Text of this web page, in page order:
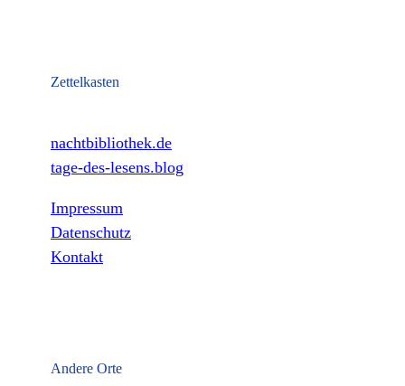
Zettelkasten
nachtbibliothek.de
tage-des-lesens.blog
Impressum
Datenschutz
Kontakt
Andere Orte